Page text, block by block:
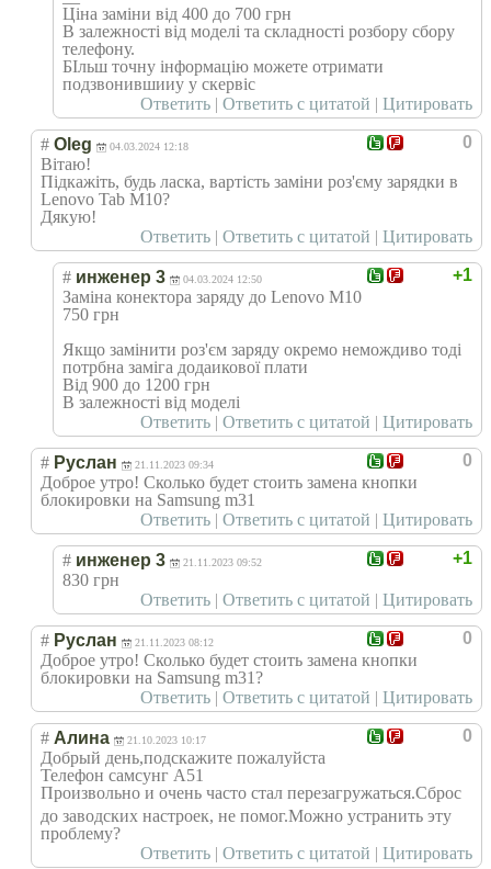
Ціна заміни від 400 до 700 грн
В залежності від моделі та складності розбору сбору
телефону.
БІльш точну інформацію можете отримати
подзвонившииу у скервіс
Ответить | Ответить с цитатой | Цитировать
0
# Oleg 04.03.2024 12:18
Вітаю!
Підкажіть, будь ласка, вартість заміни роз'єму зарядки в
Lenovo Tab M10?
Дякую!
Ответить | Ответить с цитатой | Цитировать
+1
# инженер 3 04.03.2024 12:50
Заміна конектора заряду до Lenovo M10
750 грн
Якщо замінити роз'єм заряду окремо немождиво тоді
потрбна заміга додаикової плати
Від 900 до 1200 грн
В залежності від моделі
Ответить | Ответить с цитатой | Цитировать
0
# Руслан 21.11.2023 09:34
Доброе утро! Сколько будет стоить замена кнопки
блокировки на Samsung m31
Ответить | Ответить с цитатой | Цитировать
+1
# инженер 3 21.11.2023 09:52
830 грн
Ответить | Ответить с цитатой | Цитировать
0
# Руслан 21.11.2023 08:12
Доброе утро! Сколько будет стоить замена кнопки
блокировки на Samsung m31?
Ответить | Ответить с цитатой | Цитировать
0
# Алина 21.10.2023 10:17
Добрый день,подскажите пожалуйста
Телефон самсунг А51
Произвольно и очень часто стал перезагружаться.Сброс
до заводских настроек, не помог.Можно устранить эту
проблему?
Ответить | Ответить с цитатой | Цитировать